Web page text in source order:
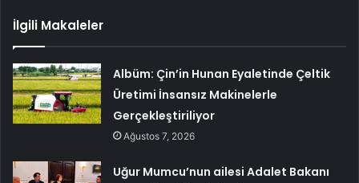
İlgili Makaleler
Albüm: Çin’in Hunan Eyaletinde Çeltik
Üretimi İnsansız Makinelerle
Gerçekleştiriliyor
Ağustos 7, 2026
Uğur Mumcu’nun ailesi Adalet Bakanı